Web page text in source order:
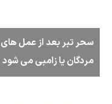
سحر تبر بعد از عمل
مردگان یا زامبی می شود